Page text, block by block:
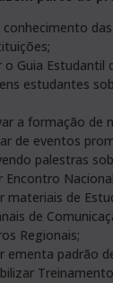
conhecimento
o Guia
estudantes
a formação de
de eventos
palestras
Encontro
materiais de
de
Regionais;
ementa padrão